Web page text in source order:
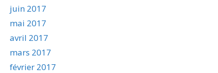
juin 2017
mai 2017
avril 2017
mars 2017
février 2017